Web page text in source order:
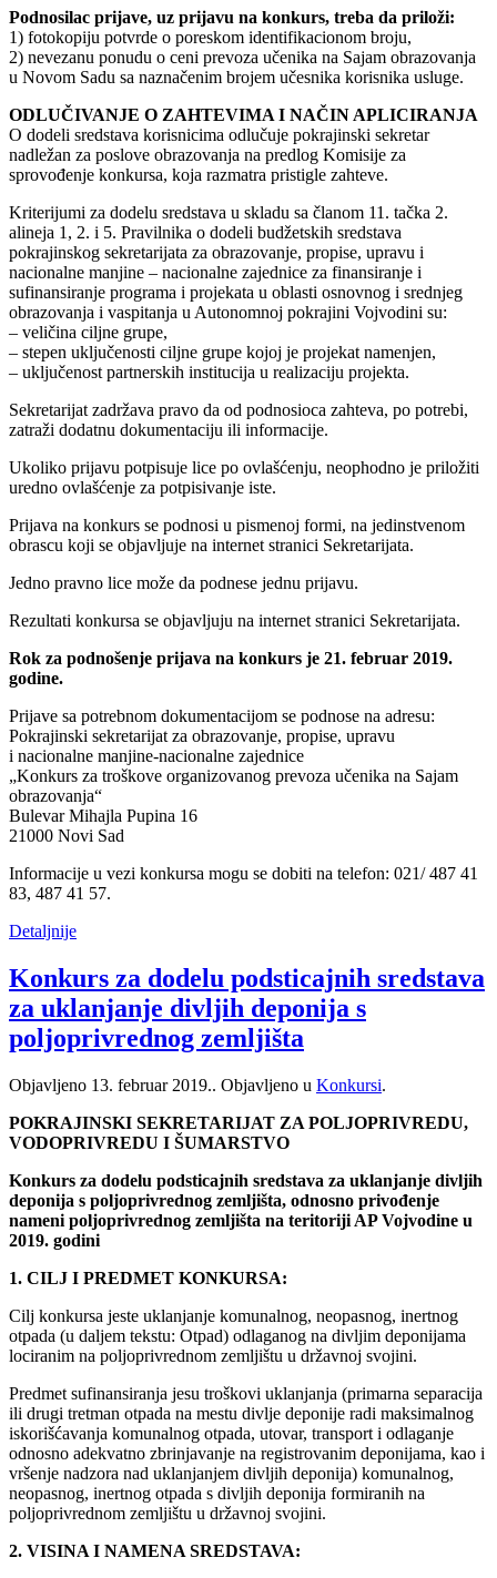
Podnosilac prijave, uz prijavu na konkurs, treba da priloži:
1) fotokopiju potvrde o poreskom identifikacionom broju,
2) nevezanu ponudu o ceni prevoza učenika na Sajam obrazovanja
u Novom Sadu sa naznačenim brojem učesnika korisnika usluge.
ODLUČIVANJE O ZAHTEVIMA I NAČIN APLICIRANJA
O dodeli sredstava korisnicima odlučuje pokrajinski sekretar
nadležan za poslove obrazovanja na predlog Komisije za
sprovođenje konkursa, koja razmatra pristigle zahteve.
Kriterijumi za dodelu sredstava u skladu sa članom 11. tačka 2.
alineja 1, 2. i 5. Pravilnika o dodeli budžetskih sredstava
pokrajinskog sekretarijata za obrazovanje, propise, upravu i
nacionalne manjine – nacionalne zajednice za finansiranje i
sufinansiranje programa i projekata u oblasti osnovnog i srednjeg
obrazovanja i vaspitanja u Autonomnoj pokrajini Vojvodini su:
– veličina ciljne grupe,
– stepen uključenosti ciljne grupe kojoj je projekat namenjen,
– uključenost partnerskih institucija u realizaciju projekta.
Sekretarijat zadržava pravo da od podnosioca zahteva, po potrebi,
zatraži dodatnu dokumentaciju ili informacije.
Ukoliko prijavu potpisuje lice po ovlašćenju, neophodno je priložiti
uredno ovlašćenje za potpisivanje iste.
Prijava na konkurs se podnosi u pismenoj formi, na jedinstvenom
obrascu koji se objavljuje na internet stranici Sekretarijata.
Jedno pravno lice može da podnese jednu prijavu.
Rezultati konkursa se objavljuju na internet stranici Sekretarijata.
Rok za podnošenje prijava na konkurs je 21. februar 2019.
godine.
Prijave sa potrebnom dokumentacijom se podnose na adresu:
Pokrajinski sekretarijat za obrazovanje, propise, upravu
i nacionalne manjine-nacionalne zajednice
„Konkurs za troškove organizovanog prevoza učenika na Sajam
obrazovanja“
Bulevar Mihajla Pupina 16
21000 Novi Sad
Informacije u vezi konkursa mogu se dobiti na telefon: 021/ 487 41
83, 487 41 57.
Detaljnije
Konkurs za dodelu podsticajnih sredstava
za uklanjanje divljih deponija s
poljoprivrednog zemljišta
Objavljeno 13. februar 2019.. Objavljeno u Konkursi.
POKRAJINSKI SEKRETARIJAT ZA POLJOPRIVREDU,
VODOPRIVREDU I ŠUMARSTVO
Konkurs za dodelu podsticajnih sredstava za uklanjanje divljih
deponija s poljoprivrednog zemljišta, odnosno privođenje
nameni poljoprivrednog zemljišta na teritoriji AP Vojvodine u
2019. godini
1. CILJ I PREDMET KONKURSA:
Cilj konkursa jeste uklanjanje komunalnog, neopasnog, inertnog
otpada (u daljem tekstu: Otpad) odlaganog na divljim deponijama
lociranim na poljoprivrednom zemljištu u državnoj svojini.
Predmet sufinansiranja jesu troškovi uklanjanja (primarna separacija
ili drugi tretman otpada na mestu divlje deponije radi maksimalnog
iskorišćavanja komunalnog otpada, utovar, transport i odlaganje
odnosno adekvatno zbrinjavanje na registrovanim deponijama, kao i
vršenje nadzora nad uklanjanjem divljih deponija) komunalnog,
neopasnog, inertnog otpada s divljih deponija formiranih na
poljoprivrednom zemljištu u državnoj svojini.
2. VISINA I NAMENA SREDSTAVA: